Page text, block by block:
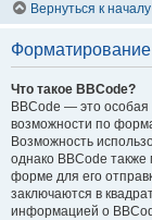
Вернуться к началу
Что такое BBCode?
BBCode — это
возможности по
Возможность
однако BBCode
форме для его
заключаются в
информацией о